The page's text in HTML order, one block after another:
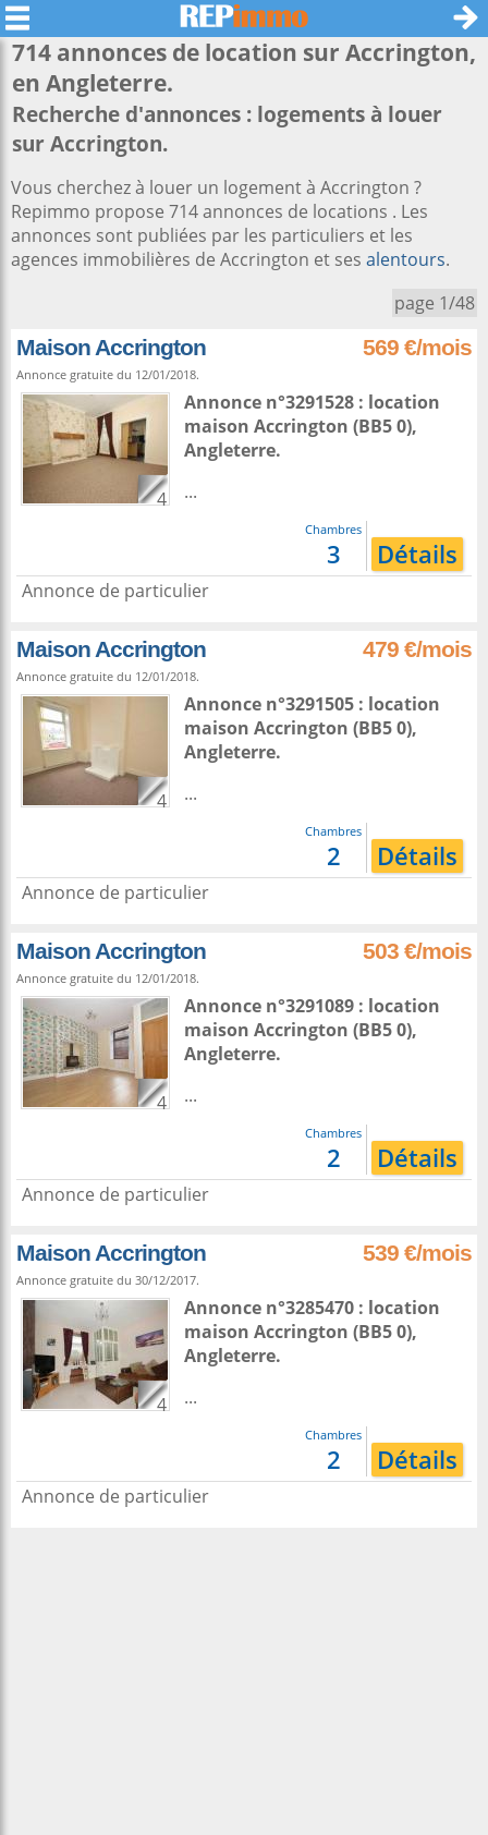
714 annonces de location sur Accrington,
en Angleterre.
Recherche d'annonces : logements à louer
sur Accrington.
Vous cherchez à louer un logement à Accrington ?
Repimmo propose 714 annonces de locations . Les
annonces sont publiées par les particuliers et les
agences immobilières de Accrington et ses alentours.
page 1/48
Maison Accrington 569 €/mois
Annonce gratuite du 12/01/2018.
4
Annonce n°3291528 : location
maison Accrington (BB5 0),
Angleterre.
...
Chambres
3 Détails
Annonce de particulier
Maison Accrington 479 €/mois
Annonce gratuite du 12/01/2018.
4
Annonce n°3291505 : location
maison Accrington (BB5 0),
Angleterre.
...
Chambres
2 Détails
Annonce de particulier
Maison Accrington 503 €/mois
Annonce gratuite du 12/01/2018.
4
Annonce n°3291089 : location
maison Accrington (BB5 0),
Angleterre.
...
Chambres
2 Détails
Annonce de particulier
Maison Accrington 539 €/mois
Annonce gratuite du 30/12/2017.
4
Annonce n°3285470 : location
maison Accrington (BB5 0),
Angleterre.
...
Chambres
2 Détails
Annonce de particulier